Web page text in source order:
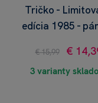
Tričko -
edícia 1985 -
€ 15,99 €
3 varianty